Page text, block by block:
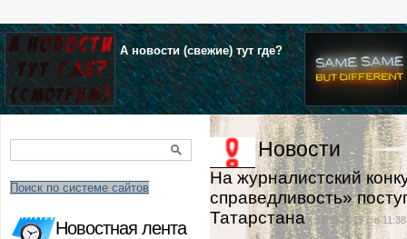
А новости (свежие) тут где?
Поиск по системе сайтов
Новостная лента
Новости
На журналистский
справедливость»
Татарстана| 17.11.2015 г. в 11:38